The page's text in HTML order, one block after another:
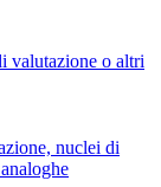
valutazione o altri
nuclei di